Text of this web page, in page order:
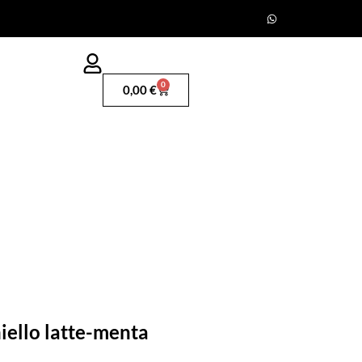
0,00€ 0
latte-menta